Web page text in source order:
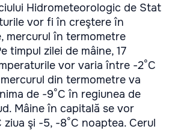
Hidrometeorologic de Stat
vor fi în creştere în
mercurul în termometre
timpul zilei de mâine, 17
vor varia între -2°C
mercurul din termometre va
de -9°C în regiunea de
Mâine în capitală se vor
ziua şi -5, -8°C noaptea. Cerul